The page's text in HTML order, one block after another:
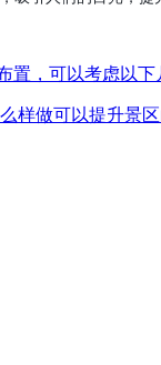
，可以考虑以下
样做可以提升景